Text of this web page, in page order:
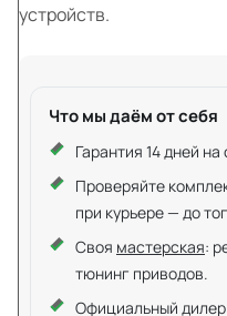
устройств.
Что мы даём от себя
Гарантия 14 дней
Проверяйте
при курьере — до
Своя мастерская:
тюнинг приводов.
Официальный